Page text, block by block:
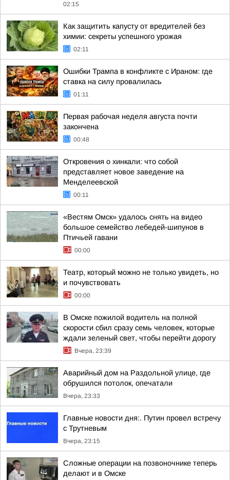
02:15
Как защитить капусту от вредителей без
химии: секреты успешного урожая
02:11
Ошибки Трампа в конфликте с Ираном: где
ставка на силу провалилась
01:11
Первая рабочая неделя августа почти
закончена
00:48
Откровения о хинкали: что собой
представляет новое заведение на
Менделеевской
00:11
«Вестям Омск» удалось снять на видео
большое семейство лебедей-шипунов в
Птичьей гавани
00:00
Театр, который можно не только увидеть, но
и почувствовать
00:00
В Омске пожилой водитель на полной
скорости сбил сразу семь человек, которые
ждали зеленый свет, чтобы перейти дорогу
Вчера, 23:39
Аварийный дом на Раздольной улице, где
обрушился потолок, опечатали
Вчера, 23:33
Главные новости дня:. Путин провел встречу
с Трутневым
Вчера, 23:15
Сложные операции на позвоночнике теперь
делают и в Омске